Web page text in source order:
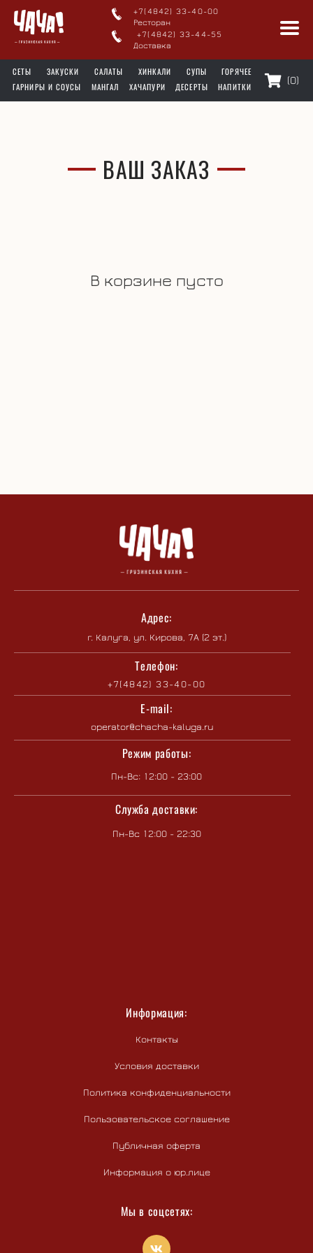
+7(4842) 33-40-00
Ресторан
+7(4842) 33-44-55
Доставка
СЕТЫ ЗАКУСКИ САЛАТЫ ХИНКАЛИ СУПЫ
ГОРЯЧЕЕ
ГАРНИРЫ И СОУСЫ
МАНГАЛ ХАЧАПУРИ ДЕСЕРТЫ НАПИТКИ
(0)
ВАШ ЗАКАЗ
В корзине пусто
Адрес:
г. Калуга, ул. Кирова, 7А (2 эт.)
Телефон:
+7(4842) 33-40-00
E-mail:
operator@chacha-kaluga.ru
Режим работы:
Пн-Вс: 12:00 - 23:00
Служба доставки:
Пн-Вс 12:00 - 22:30
Информация:
Контакты
Условия доставки
Политика конфиденциальности
Пользовательское соглашение
Публичная оферта
Информация о юр.лице
Мы в соцсетях: